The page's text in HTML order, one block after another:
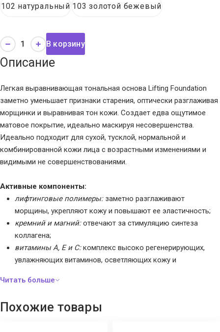
102 натуральный 103 золотой бежевый
В корзину
Описание
Легкая выравнивающая тональная основа Lifting Foundation
заметно уменьшает признаки старения, оптически разглаживая
морщинки и выравнивая тон кожи. Создает едва ощутимое
матовое покрытие, идеально маскируя несовершенства.
Идеально подходит для сухой, тусклой, нормальной и
комбинированной кожи лица с возрастными изменениями и
видимыми не совершенствованиями.
Активные компоненты:
лифтинговые полимеры:заметно разглаживают
морщины, укрепляют кожу и повышают ее эластичность;
кремний и магний:отвечают за стимуляцию синтеза
коллагена;
витамины А, Е и С:комплекс высоко регенерирующих,
увлажняющих витаминов, осветляющих кожу и
провитамин В5:
Похожие товары